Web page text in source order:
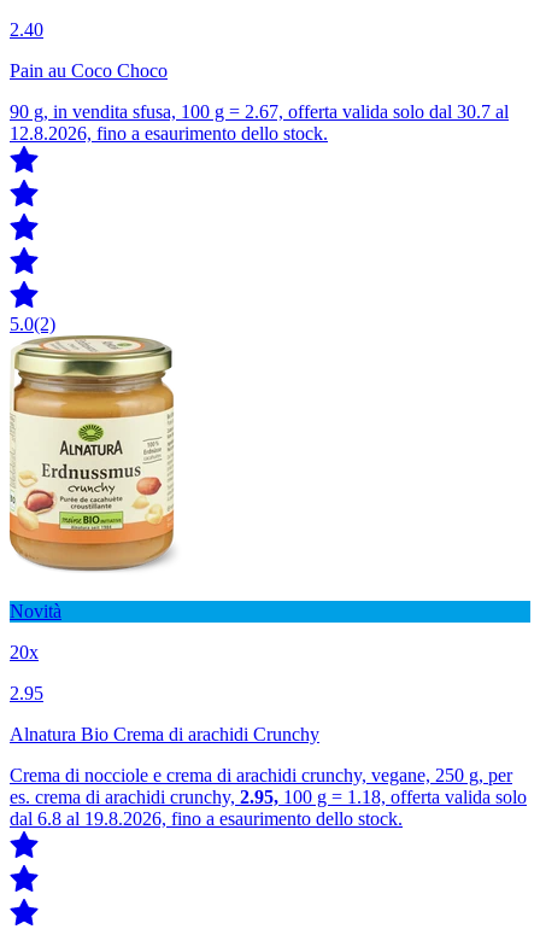
2.40
Pain au Coco Choco
90 g, in vendita sfusa, 100 g = 2.67, offerta valida solo dal 30.7 al
12.8.2026, fino a esaurimento dello stock.
5.0(2)
Novità
20x
2.95
Alnatura Bio Crema di arachidi Crunchy
Crema di nocciole e crema di arachidi crunchy, vegane, 250 g, per
es. crema di arachidi crunchy, 2.95, 100 g = 1.18, offerta valida solo
dal 6.8 al 19.8.2026, fino a esaurimento dello stock.